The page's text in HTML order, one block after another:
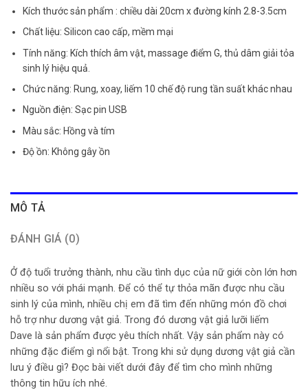
Kích thước sản phẩm : chiều dài 20cm x đường kính 2.8-3.5cm
Chất liệu: Silicon cao cấp, mềm mại
Tính năng: Kích thích âm vật, massage điểm G, thủ dâm giải tỏa
sinh lý hiệu quả.
Chức năng: Rung, xoay, liếm 10 chế độ rung tần suất khác nhau
Nguồn điện: Sạc pin USB
Màu sắc: Hồng và tím
Độ ồn: Không gây ồn
MÔ TẢ
ĐÁNH GIÁ (0)
Ở độ tuổi trưởng thành, nhu cầu tình dục của nữ giới còn lớn hơn
nhiều so với phái mạnh. Để có thể tự thỏa mãn được nhu cầu
sinh lý của mình, nhiều chị em đã tìm đến những món đồ chơi
hỗ trợ như dương vật giả. Trong đó dương vật giả lưỡi liếm
Dave là sản phẩm được yêu thích nhất. Vậy sản phẩm này có
những đặc điểm gì nổi bật. Trong khi sử dụng dương vật giả cần
lưu ý điều gì? Đọc bài viết dưới đây để tìm cho mình những
thông tin hữu ích nhé.